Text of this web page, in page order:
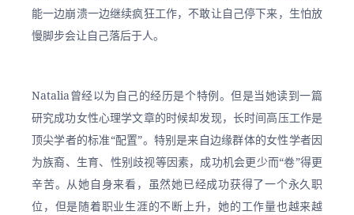
能一边崩溃一边继续疯狂工作，不敢让自己停下来，生怕放
慢脚步会让自己落后于人。
Natalia曾经以为自己的经历是个特例。但是当她读到一篇
研究成功女性心理学文章的时候却发现，长时间高压工作是
顶尖学者的标准“配置”。特别是来自边缘群体的女性学者因
为族裔、生育、性别歧视等因素，成功机会更少而“卷”得更
辛苦。从她自身来看，虽然她已经成功获得了一个永久职
位，但是随着职业生涯的不断上升，她的工作量也越来越